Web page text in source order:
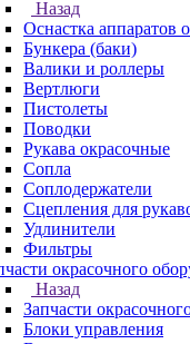
Назад
Оснастка аппаратов
Бункера (баки)
Валики и роллеры
Вертлюги
Пистолеты
Поводки
Рукава окрасочные
Сопла
Соплодержатели
Сцепления для
Удлинители
Фильтры
окрасочного
Назад
Запчасти
Блоки управления